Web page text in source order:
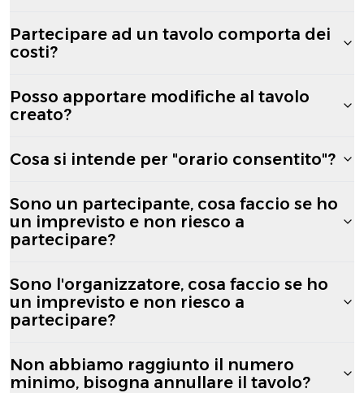
Partecipare ad un tavolo comporta dei
costi?
Posso apportare modifiche al tavolo
creato?
Cosa si intende per "orario consentito"?
Sono un partecipante, cosa faccio se ho
un imprevisto e non riesco a
partecipare?
Sono l'organizzatore, cosa faccio se ho
un imprevisto e non riesco a
partecipare?
Non abbiamo raggiunto il numero
minimo, bisogna annullare il tavolo?